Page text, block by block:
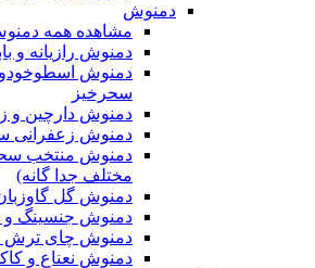
دمنوش
مشاهده همه
دمنوش رازیانه و
دمنوش
سحرخیز
دمنوش دارچین و
دمنوش زعفرانی
دمنوش منتخب
مختلف جدا گانه)
دمنوش گل
دمنوش جنسینگ و
دمنوش چای ترش
دمنوش نعناع و